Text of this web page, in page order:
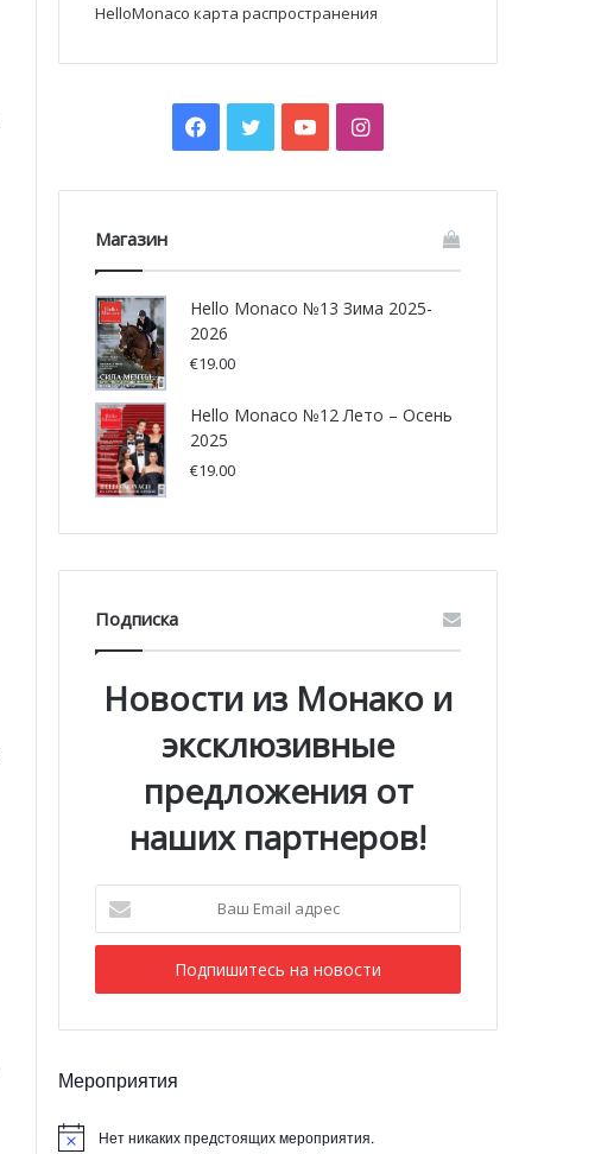
HelloMonaco карта распространения
Facebook
TwitterYouTubeInstagram
Магазин
Hello Monaco №13 Зима 2025-
2026
€19.00
Hello Monaco №12 Лето – Осень
2025
€19.00
Подписка
Новости из Монако и
эксклюзивные
предложения от
наших партнеров!
Email
адрес
Мероприятия
Нет никаких предстоящих мероприятия.